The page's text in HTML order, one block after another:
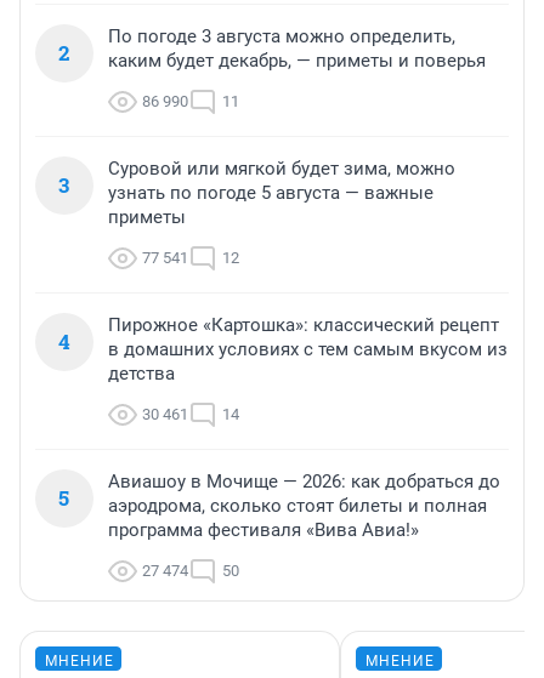
2
По погоде 3 августа можно определить,
каким будет декабрь, — приметы и поверья
86 990 11
3
Суровой или мягкой будет зима, можно
узнать по погоде 5 августа — важные
приметы
77 541 12
4
Пирожное «Картошка»: классический рецепт
в домашних условиях с тем самым вкусом из
детства
30 461 14
5
Авиашоу в Мочище — 2026: как добраться до
аэродрома, сколько стоят билеты и полная
программа фестиваля «Вива Авиа!»
27 474 50
МНЕНИЕ МНЕНИЕ